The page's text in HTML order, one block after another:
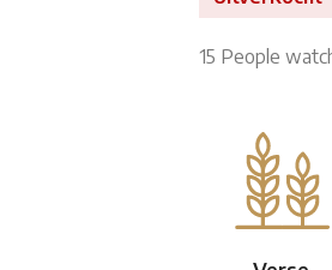
15 People